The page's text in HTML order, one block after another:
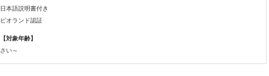
日本語説明書付き
ビオランド認証
【対象年齢】
さい～